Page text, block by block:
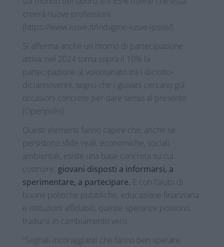
creerà nuove professioni
(https://www.iusve.it/indagine-iusve-ipsos/).
Si afferma anche un ritorno di partecipazione
attiva: nel 2024 torna sopra il 10% la
partecipazione al volontariato tra i diciotto-
diciannovenni, segno che i giovani cercano già
occasioni concrete per dare senso al presente
(Openpolis).
Questi elementi fanno capire che, anche se
persistono sfide reali, economiche, sociali,
ambientali, esiste una base concreta su cui
costruire: giovani disposti a informarsi, a
sperimentare, a partecipare. E con l’aiuto di
buone politiche pubbliche, educazione finanziaria
e istituzioni affidabili, queste speranze possono
tradursi in cambiamento vero.
“Segnali incoraggianti che fanno ben sperare,